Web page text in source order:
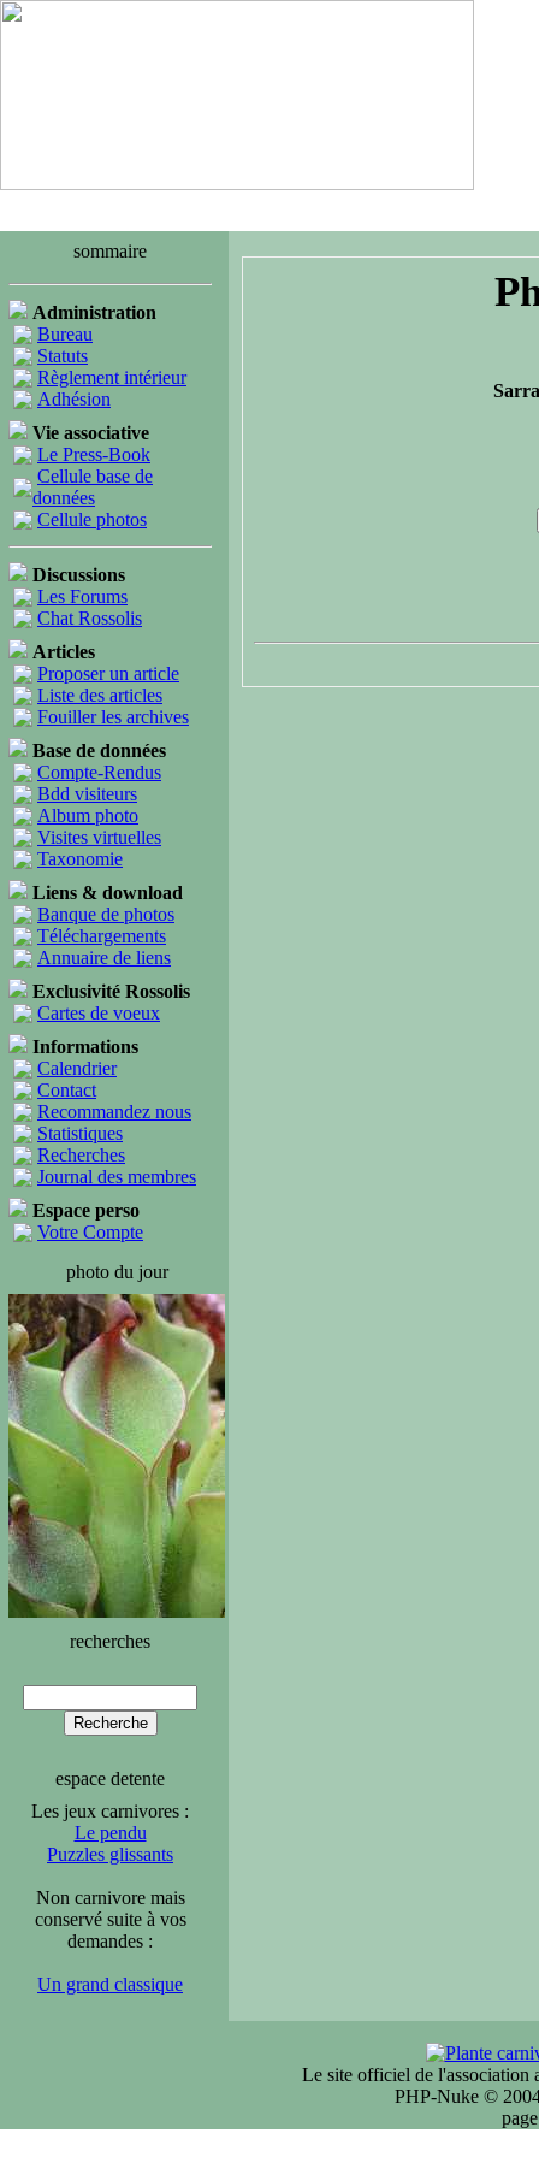
sommaire
Administration
Bureau
Statuts
Règlement intérieur
Adhésion
Vie associative
Le Press-Book
Cellule base de
données
Cellule photos
Discussions
Les Forums
Chat Rossolis
Articles
Proposer un article
Liste des articles
Fouiller les archives
Base de données
Compte-Rendus
Bdd visiteurs
Album photo
Visites virtuelles
Taxonomie
Liens & download
Banque de photos
Téléchargements
Annuaire de liens
Exclusivité Rossolis
Cartes de voeux
Informations
Calendrier
Contact
Recommandez nous
Statistiques
Recherches
Journal des membres
Espace perso
Votre Compte
photo du jour
recherches
espace detente
Les jeux carnivores :
Le pendu
Puzzles glissants
Non carnivore mais
conservé suite à vos
demandes :
Un grand classique
Le site officiel de l'association
PHP-Nuke ©